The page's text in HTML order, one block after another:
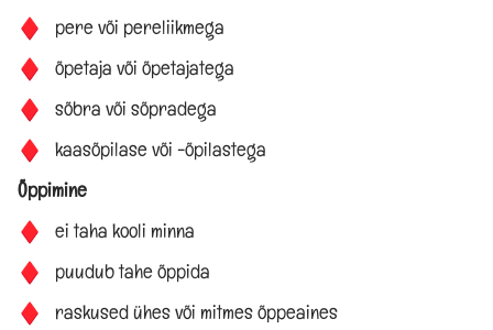
Spetsialistid
TÖNK eksperdid
EKSPERTIDE MEESKOND
REGISTREERIMINE KOOLIDELE
pere või pereliikmega
õpetaja või õpetajatega
sõbra või sõpradega
kaasõpilase või -õpilastega
Õppimine
ei taha kooli minna
puudub tahe õppida
raskused ühes või mitmes õppeaines